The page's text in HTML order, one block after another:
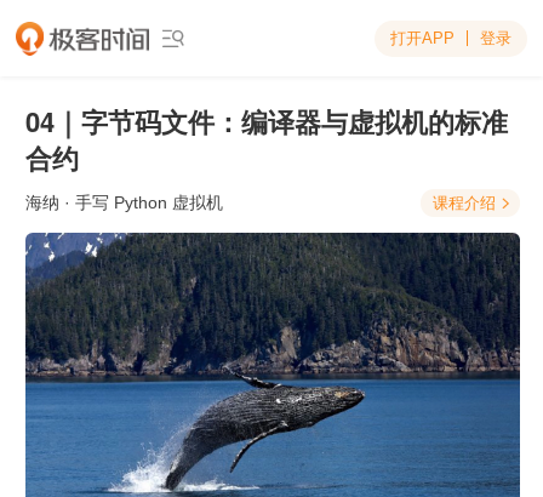
 打开APP 登录
04｜字节码文件：编译器与虚拟机的标准
合约
海纳 · 手写 Python 虚拟机 课程介绍 